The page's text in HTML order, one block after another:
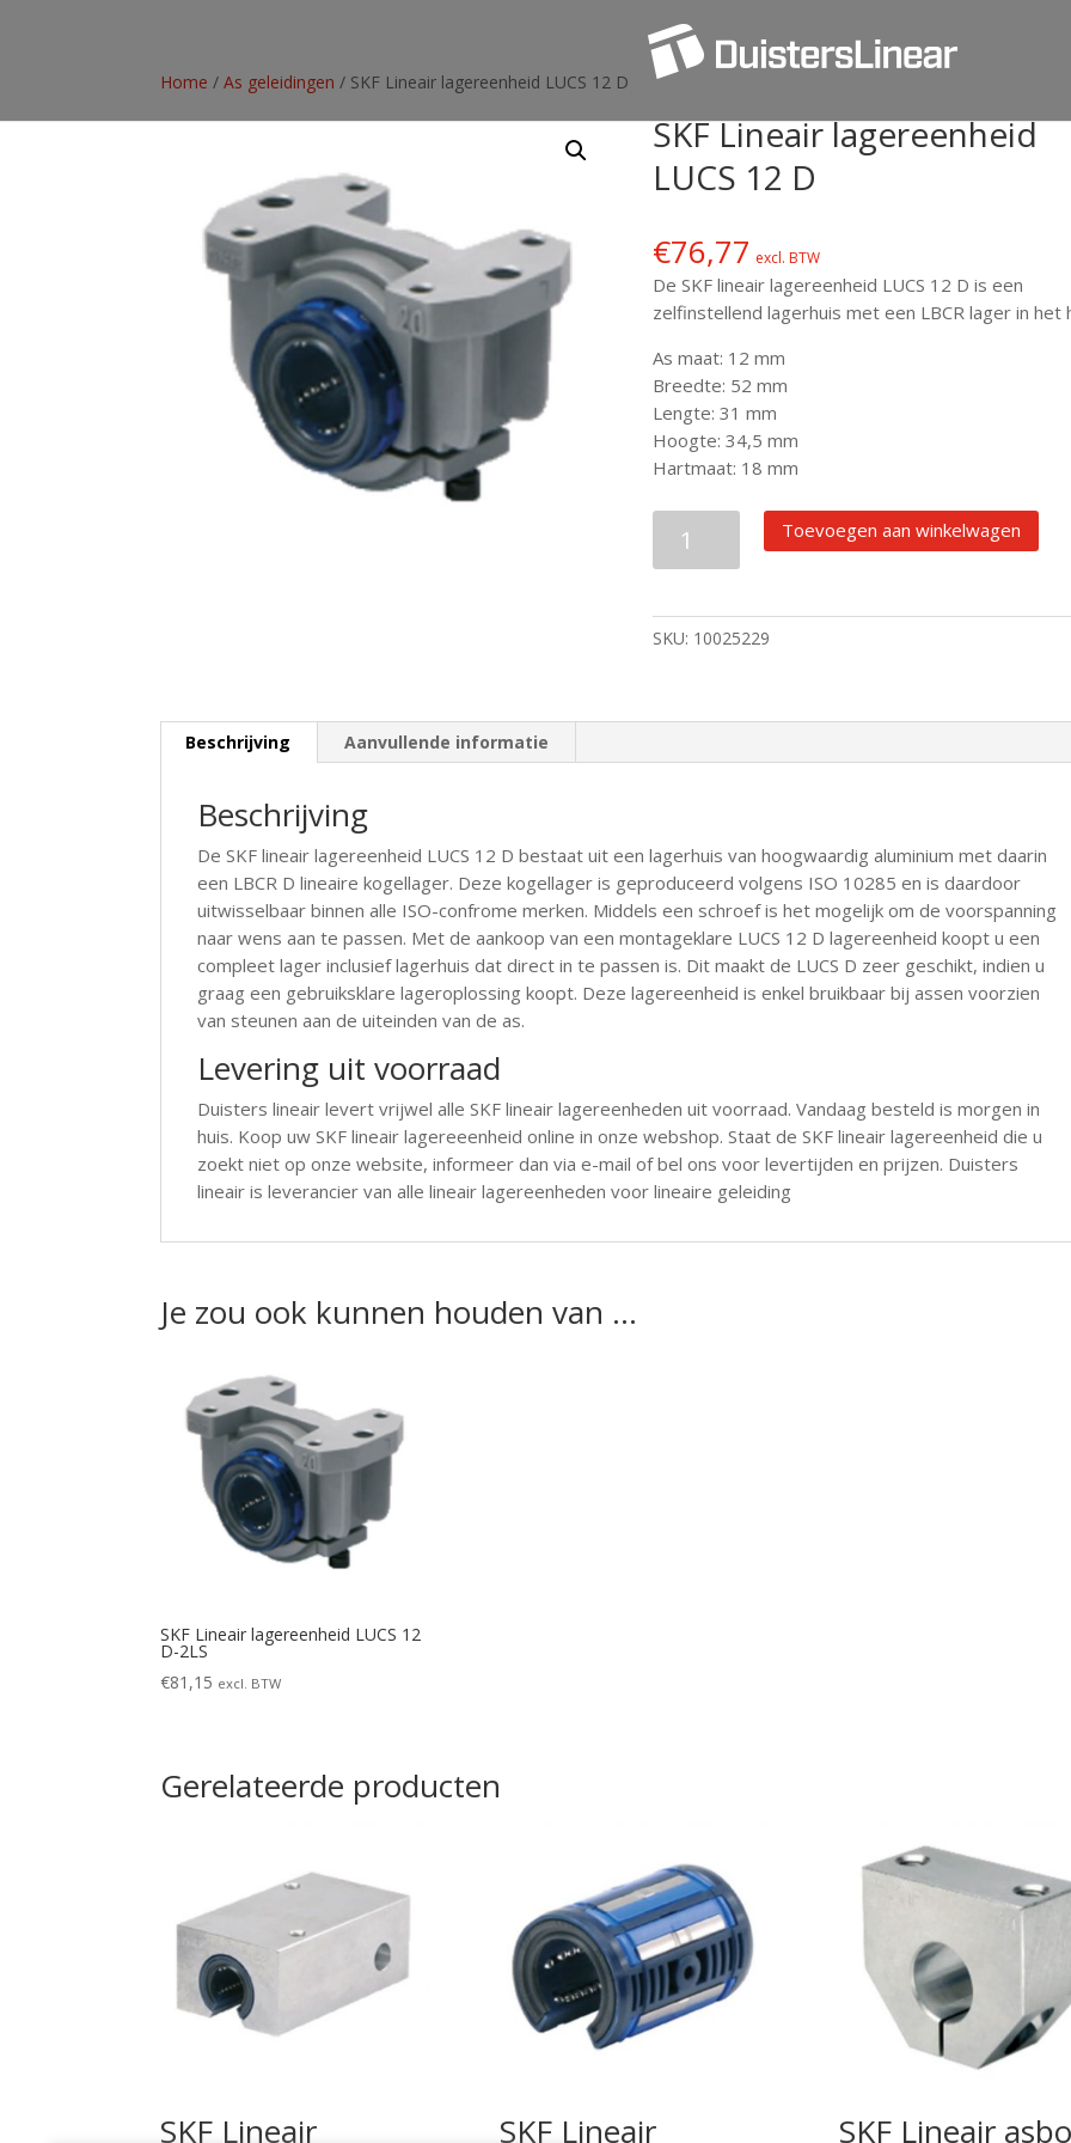
Home /As geleidingen / SKF Lineair lagereenheid LUCS 12 D
SKF Lineair lagereenheid
LUCS 12 D
€76,77 excl. BTW
De SKF lineair lagereenheid LUCS 12 D is een
zelfinstellend lagerhuis met een LBCR lager in het
As maat: 12 mm
Breedte: 52 mm
Lengte: 31 mm
Hoogte: 34,5 mm
Hartmaat: 18 mm
Lineair
12
Toevoegen aan winkelwagen
SKU: 10025229
Beschrijving Aanvullende informatie
Beschrijving
De SKF lineair lagereenheid LUCS 12 D bestaat uit een lagerhuis van hoogwaardig aluminium met daarin
een LBCR D lineaire kogellager. Deze kogellager is geproduceerd volgens ISO 10285 en is daardoor
uitwisselbaar binnen alle ISO-confrome merken. Middels een schroef is het mogelijk om de voorspanning
naar wens aan te passen. Met de aankoop van een montageklare LUCS 12 D lagereenheid koopt u een
compleet lager inclusief lagerhuis dat direct in te passen is. Dit maakt de LUCS D zeer geschikt, indien u
graag een gebruiksklare lageroplossing koopt. Deze lagereenheid is enkel bruikbaar bij assen voorzien
van steunen aan de uiteinden van de as.
Levering uit voorraad
Duisters lineair levert vrijwel alle SKF lineair lagereenheden uit voorraad. Vandaag besteld is morgen in
huis. Koop uw SKF lineair lagereeenheid online in onze webshop. Staat de SKF lineair lagereenheid die u
zoekt niet op onze website, informeer dan via e-mail of bel ons voor levertijden en prijzen. Duisters
lineair is leverancier van alle lineair lagereenheden voor lineaire geleiding
Je zou ook kunnen houden van …
SKF Lineair lagereenheid LUCS 12
D-2LS
€81,15 excl. BTW
Gerelateerde producten
SKF Lineair SKF Lineair SKF Lineair